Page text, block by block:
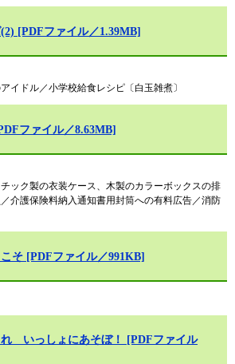
[PDFファイル／1.39MB]
イドル／小学校給食レシピ〔白玉雑煮〕
ファイル／8.63MB]
ック製の衣装ケース、木製のカラーボックスの排
介護保険料納入通知書用封筒への有料広告／消防
そ [PDFファイル／991KB]
いっしょにあそぼ！ [PDFファイル